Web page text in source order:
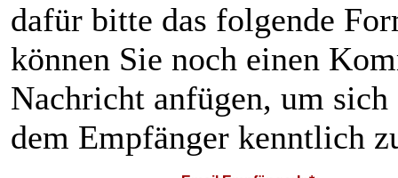
dafür bitte das folgende
können Sie noch einen
Nachricht anfügen, um
dem Empfänger kenntlich